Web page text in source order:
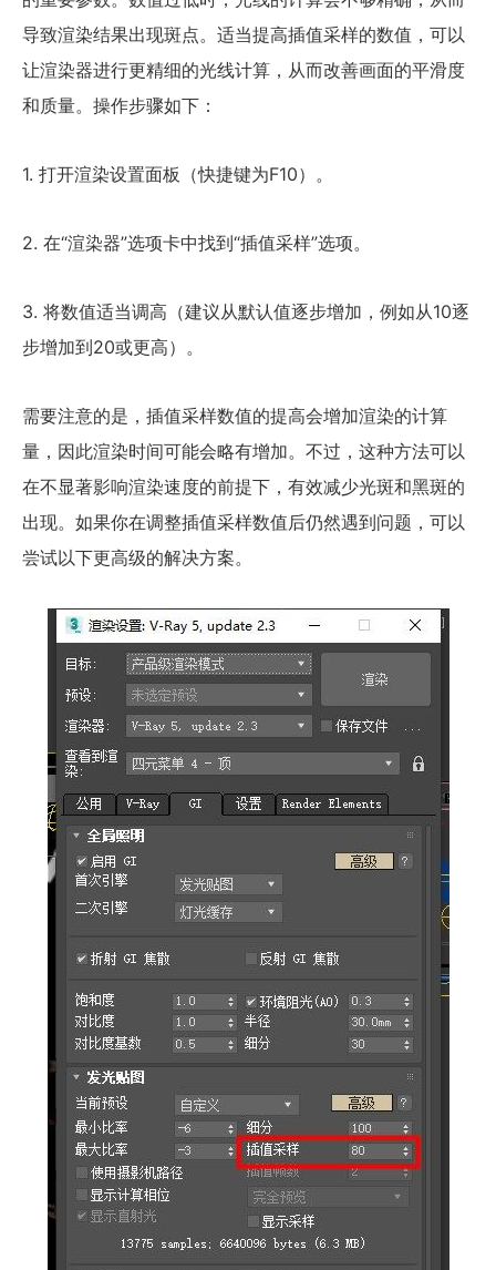
导致渲染结果出现斑点。适当提高插值采样的数值，可以
让渲染器进行更精细的光线计算，从而改善画面的平滑度
和质量。操作步骤如下：
1. 打开渲染设置面板（快捷键为F10）。
2. 在“渲染器”选项卡中找到“插值采样”选项。
3. 将数值适当调高（建议从默认值逐步增加，例如从10逐
步增加到20或更高）。
需要注意的是，插值采样数值的提高会增加渲染的计算
量，因此渲染时间可能会略有增加。不过，这种方法可以
在不显著影响渲染速度的前提下，有效减少光斑和黑斑的
出现。如果你在调整插值采样数值后仍然遇到问题，可以
尝试以下更高级的解决方案。